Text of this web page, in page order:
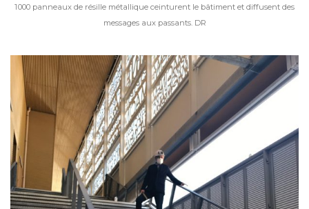
1 000 panneaux de résille métallique ceinturent le bâtiment et diffusent des
messages aux passants. DR